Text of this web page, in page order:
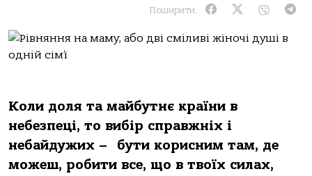
Поширити:
Коли доля та майбутнє країни в
небезпеці, то вибір справжніх і
небайдужих – бути корисним там, де
можеш, робити все, що в твоїх силах,